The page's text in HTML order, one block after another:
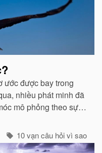
ước được bay trong
nhiều phát minh đã
mô phỏng theo sự
10 vạn câu hỏi vì sao